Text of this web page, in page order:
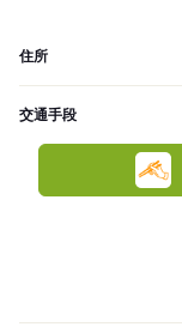
住所
交通手段